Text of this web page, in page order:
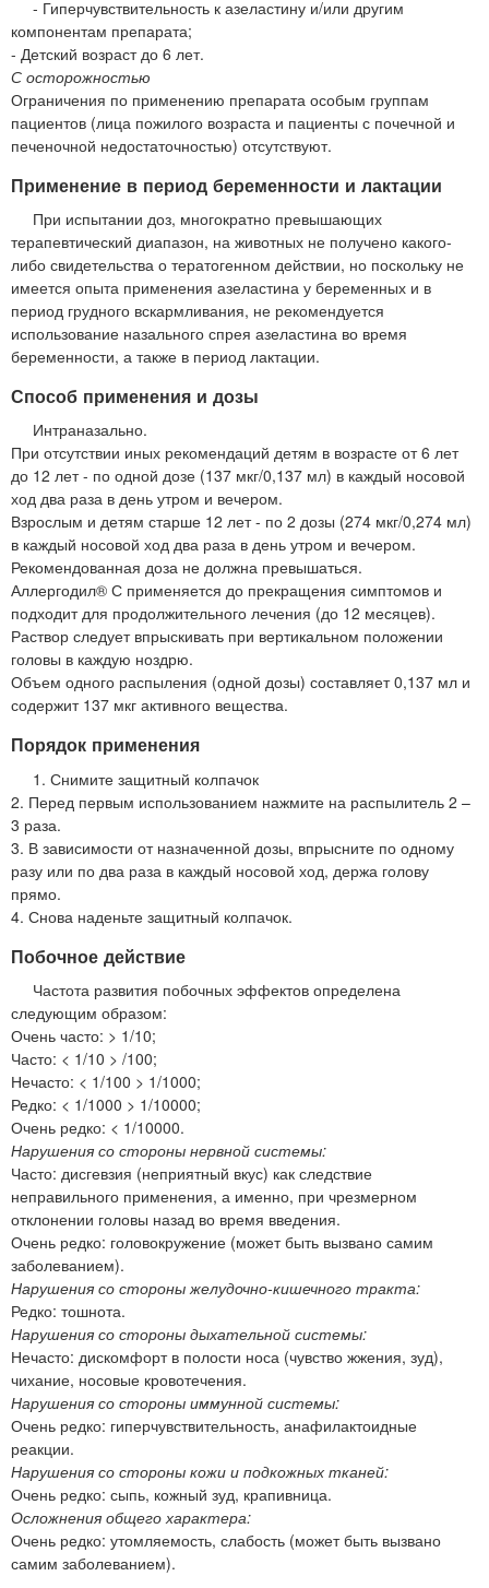
- Гиперчувствительность к азеластину и/или другим
компонентам препарата;
- Детский возраст до 6 лет.
С осторожностью
Ограничения по применению препарата особым группам
пациентов (лица пожилого возраста и пациенты с почечной и
печеночной недостаточностью) отсутствуют.
Применение в период беременности и лактации
При испытании доз, многократно превышающих
терапевтический диапазон, на животных не получено какого-
либо свидетельства о тератогенном действии, но поскольку не
имеется опыта применения азеластина у беременных и в
период грудного вскармливания, не рекомендуется
использование назального спрея азеластина во время
беременности, а также в период лактации.
Способ применения и дозы
Интраназально.
При отсутствии иных рекомендаций детям в возрасте от 6 лет
до 12 лет - по одной дозе (137 мкг/0,137 мл) в каждый носовой
ход два раза в день утром и вечером.
Взрослым и детям старше 12 лет - по 2 дозы (274 мкг/0,274 мл)
в каждый носовой ход два раза в день утром и вечером.
Рекомендованная доза не должна превышаться.
Аллергодил® С применяется до прекращения симптомов и
подходит для продолжительного лечения (до 12 месяцев).
Раствор следует впрыскивать при вертикальном положении
головы в каждую ноздрю.
Объем одного распыления (одной дозы) составляет 0,137 мл и
содержит 137 мкг активного вещества.
Порядок применения
1. Снимите защитный колпачок
2. Перед первым использованием нажмите на распылитель 2 –
3 раза.
3. В зависимости от назначенной дозы, впрысните по одному
разу или по два раза в каждый носовой ход, держа голову
прямо.
4. Снова наденьте защитный колпачок.
Побочное действие
Частота развития побочных эффектов определена
следующим образом:
Очень часто: > 1/10;
Часто: < 1/10 > /100;
Нечасто: < 1/100 > 1/1000;
Редко: < 1/1000 > 1/10000;
Очень редко: < 1/10000.
Нарушения со стороны нервной системы:
Часто: дисгевзия (неприятный вкус) как следствие
неправильного применения, а именно, при чрезмерном
отклонении головы назад во время введения.
Очень редко: головокружение (может быть вызвано самим
заболеванием).
Нарушения со стороны желудочно-кишечного тракта:
Редко: тошнота.
Нарушения со стороны дыхательной системы:
Нечасто: дискомфорт в полости носа (чувство жжения, зуд),
чихание, носовые кровотечения.
Нарушения со стороны иммунной системы:
Очень редко: гиперчувствительность, анафилактоидные
реакции.
Нарушения со стороны кожи и подкожных тканей:
Очень редко: сыпь, кожный зуд, крапивница.
Осложнения общего характера:
Очень редко: утомляемость, слабость (может быть вызвано
самим заболеванием).